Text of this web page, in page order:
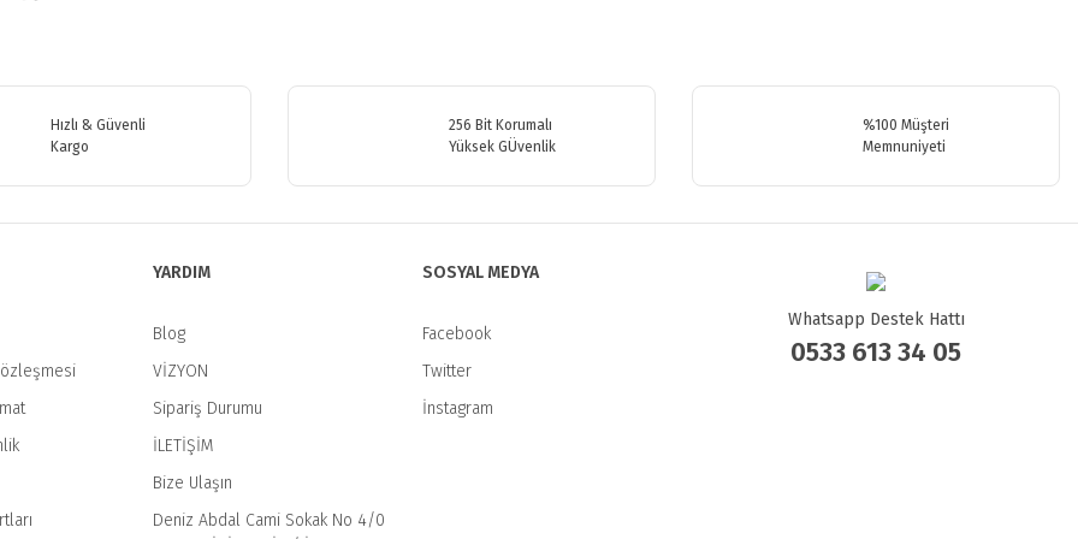
Gönder
Hızlı & Güvenli
Kargo
256 Bit Korumalı
Yüksek GÜvenlik
%100 Müşteri
Memnuniyeti
YARDIM
Blog
VİZYON
Sipariş Durumu
İLETİŞİM
Bize Ulaşın
Deniz Abdal Cami Sokak No 4/0
SOSYAL MEDYA
Facebook
Twitter
İnstagram
Whatsapp Destek Hattı
0533 613 34 05